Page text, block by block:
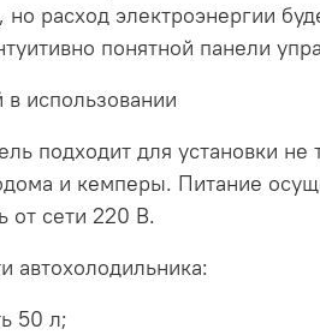
расход электроэнергии
понятной панели
использовании
подходит для установки
и кемперы. Питание
от сети 220 В.
автохолодильника:
50 л;